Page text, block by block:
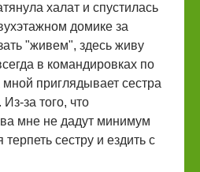
халат и спустилась
домике за
"живем", здесь живу
в командировках по
приглядывает сестра
за того, что
мне не дадут минимум
сестру и ездить с